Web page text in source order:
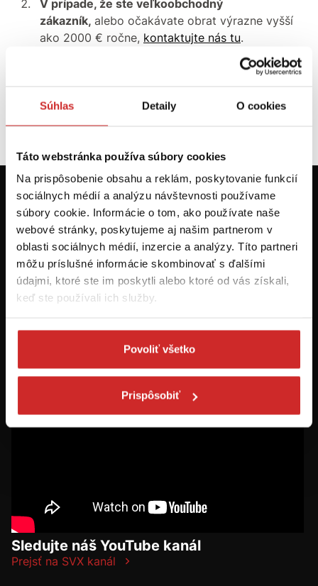
Súhlas Detaily O cookies
Táto webstránka používa súbory cookies
Na prispôsobenie obsahu a reklám, poskytovanie funkcií
sociálnych médií a analýzu návštevnosti používame
súbory cookie. Informácie o tom, ako používate naše
webové stránky, poskytujeme aj našim partnerom v
oblasti sociálnych médií, inzercie a analýzy. Títo partneri
môžu príslušné informácie skombinovať s ďalšími
údajmi, ktoré ste im poskytli alebo ktoré od vás získali,
keď ste používali ich služby.
Povoliť všetko
Prispôsobiť
V prípade, že ste veľkoobchodný
zákazník, alebo očakávate obrat výrazne vyšší
ako 2000 € ročne, kontaktujte nás tu.
Vašu maximálnu zľavu si môžete preveriť po
prihlásení sa v sekcii „ZĽAVY“.
Prvýkrát na svx.sk? Zaregistrujte sa a
máte prehľad o aktuálnych novinkách a
akciách.
Odoberať
mailom, SMS, volaním vrátane volania s robotom) - určené pre
osoby staršie ako 16 rokov!
Sledujte náš YouTube kanál
Prejsť na SVX kanál